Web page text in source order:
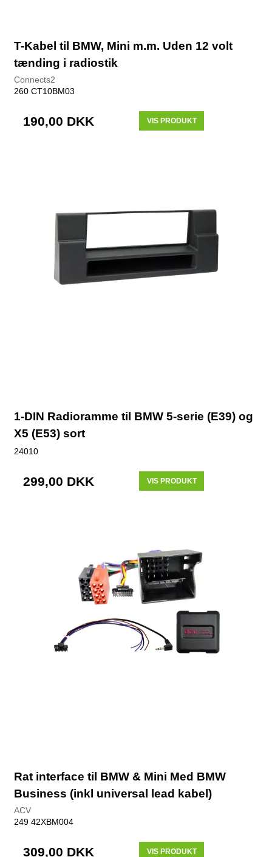
T-Kabel til BMW, Mini m.m. Uden 12 volt
tænding i radiostik
Connects2
260 CT10BM03
190,00 DKK VIS PRODUKT
1-DIN Radioramme til BMW 5-serie (E39) og
X5 (E53) sort
24010
299,00 DKK VIS PRODUKT
Rat interface til BMW & Mini Med BMW
Business (inkl universal lead kabel)
ACV
249 42XBM004
309,00 DKK VIS PRODUKT